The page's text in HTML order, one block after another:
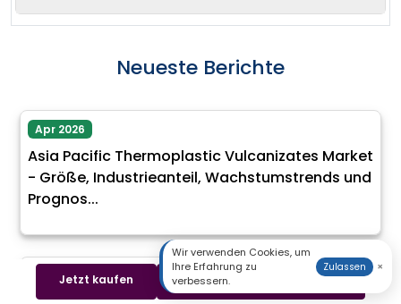
Neueste Berichte
Apr 2026
Asia Pacific Thermoplastic Vulcanizates Market
- Größe, Industrieanteil, Wachstumstrends und
Prognos...
Apr 2026
Jetzt kaufen Beispiel herunterladen
Wir verwenden Cookies, um
Ihre Erfahrung zu
verbessern.
Zulassen ×